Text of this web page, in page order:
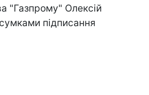
"Газпрому" Олексій
підписання